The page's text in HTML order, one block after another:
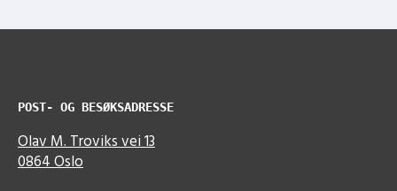
POST- OG BESØKSADRESSE
Olav M. Troviks vei 13
0864 Oslo